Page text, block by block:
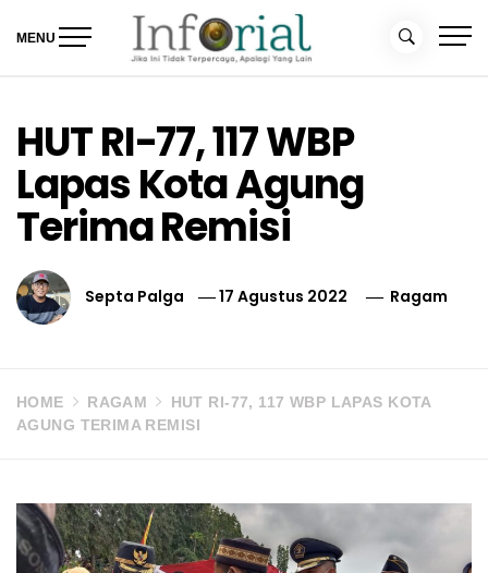
MENU
HUT RI-77, 117 WBP
Lapas Kota Agung
Terima Remisi
Septa Palga 17 Agustus 2022 Ragam
HOME RAGAM
HUT RI-77, 117 WBP LAPAS KOTA
AGUNG TERIMA REMISI